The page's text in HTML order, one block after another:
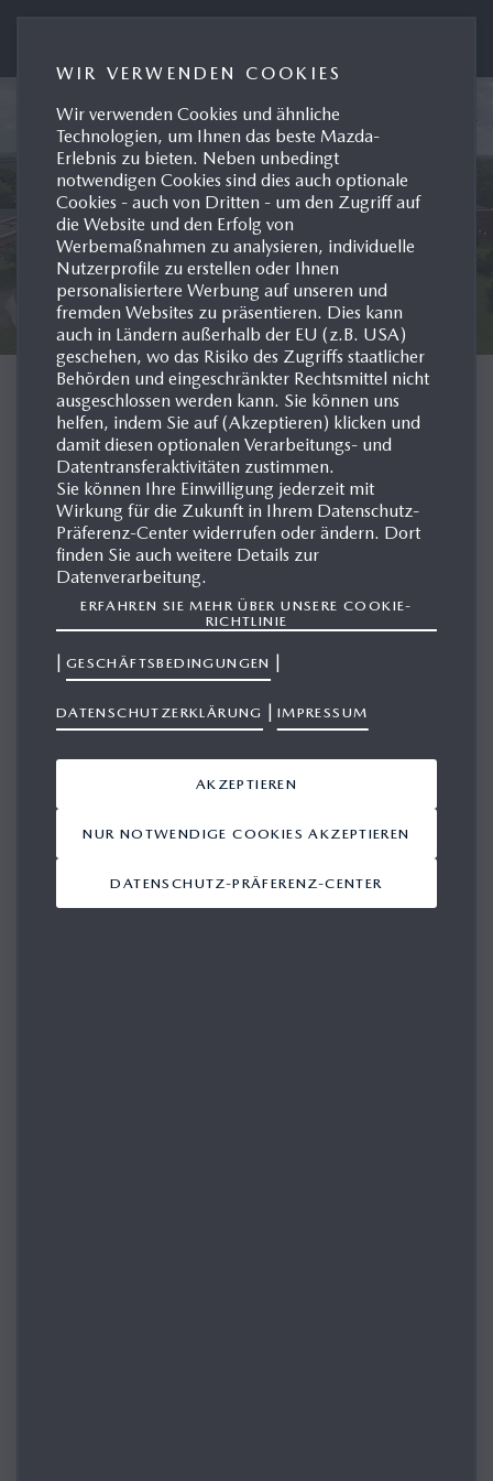
MAZDA IN EUROPA
R&D CENTRE OBERURSEL
KUNIHIRO SHISHIMA
Vice President & General Manager
Research & Development, Mazda Motor
15.01.2026
WIR VERWENDEN COOKIES
Wir verwenden Cookies und ähnliche
Technologien, um Ihnen das beste Mazda-
Erlebnis zu bieten. Neben unbedingt
notwendigen Cookies sind dies auch optionale
Cookies - auch von Dritten - um den Zugriff auf
die Website und den Erfolg von
Werbemaßnahmen zu analysieren, individuelle
Nutzerprofile zu erstellen oder Ihnen
personalisiertere Werbung auf unseren und
fremden Websites zu präsentieren. Dies kann
auch in Ländern außerhalb der EU (z.B. USA)
geschehen, wo das Risiko des Zugriffs staatlicher
Behörden und eingeschränkter Rechtsmittel nicht
ausgeschlossen werden kann. Sie können uns
helfen, indem Sie auf (Akzeptieren) klicken und
damit diesen optionalen Verarbeitungs- und
Datentransferaktivitäten zustimmen.
Sie können Ihre Einwilligung jederzeit mit
Wirkung für die Zukunft in Ihrem Datenschutz-
Präferenz-Center widerrufen oder ändern. Dort
finden Sie auch weitere Details zur
Datenverarbeitung.
ERFAHREN SIE MEHR ÜBER UNSERE COOKIE-
RICHTLINIE
| GESCHÄFTSBEDINGUNGEN |
DATENSCHUTZERKLÄRUNG | IMPRESSUM
DATENSCHUTZ-PRÄFERENZ-CENTER
NUR NOTWENDIGE COOKIES AKZEPTIEREN
AKZEPTIEREN